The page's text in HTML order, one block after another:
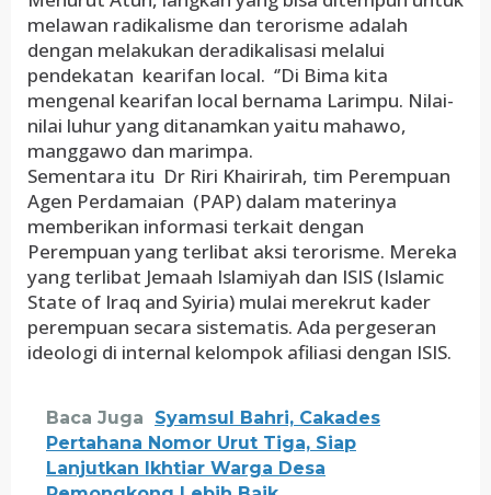
melawan radikalisme dan terorisme adalah
dengan melakukan deradikalisasi melalui
pendekatan kearifan local. ‘’Di Bima kita
mengenal kearifan local bernama Larimpu. Nilai-
nilai luhur yang ditanamkan yaitu mahawo,
manggawo dan marimpa.
Sementara itu Dr Riri Khairirah, tim Perempuan
Agen Perdamaian (PAP) dalam materinya
memberikan informasi terkait dengan
Perempuan yang terlibat aksi terorisme. Mereka
yang terlibat Jemaah Islamiyah dan ISIS (Islamic
State of Iraq and Syiria) mulai merekrut kader
perempuan secara sistematis. Ada pergeseran
ideologi di internal kelompok afiliasi dengan ISIS.
Baca Juga
Syamsul Bahri, Cakades
Pertahana Nomor Urut Tiga, Siap
Lanjutkan Ikhtiar Warga Desa